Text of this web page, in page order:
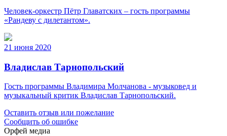
Человек-оркестр Пётр Главатских – гость программы
«Рандеву с дилетантом».
21 июня 2020
Владислав Тарнопольский
Гость программы Владимира Молчанова - музыковед и
музыкальный критик Владислав Тарнопольский.
Оставить отзыв или пожелание
Сообщить об ошибке
Орфей медиа